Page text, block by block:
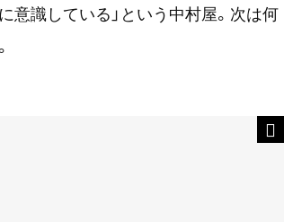
意識している」という中村屋。次は何